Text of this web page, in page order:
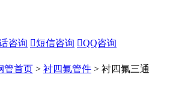
咨询 短信咨询 QQ咨询
管首页 > 衬四氟管件 > 衬四氟三通